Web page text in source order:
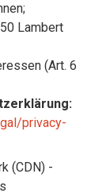
Lambert
(Art. 6
privacy-
(CDN) -